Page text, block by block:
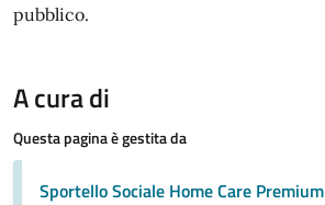
pubblico.
A cura di
Questa pagina è gestita da
Sportello Sociale Home Care Premium